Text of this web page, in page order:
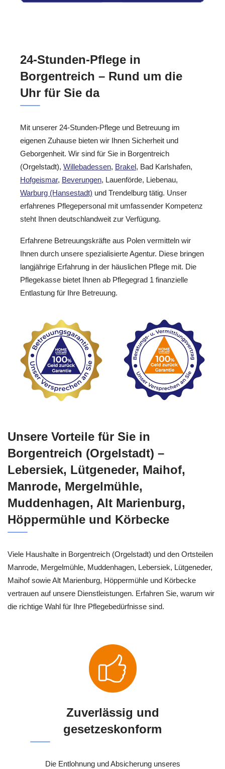
24-Stunden-Pflege in
Borgentreich – Rund um die
Uhr für Sie da
Mit unserer 24-Stunden-Pflege und Betreuung im
eigenen Zuhause bieten wir Ihnen Sicherheit und
Geborgenheit. Wir sind für Sie in Borgentreich
(Orgelstadt), Willebadessen, Brakel, Bad Karlshafen,
Hofgeismar, Beverungen, Lauenförde, Liebenau,
Warburg (Hansestadt) und Trendelburg tätig. Unser
erfahrenes Pflegepersonal mit umfassender Kompetenz
steht Ihnen deutschlandweit zur Verfügung.
Erfahrene Betreuungskräfte aus Polen vermitteln wir
Ihnen durch unsere spezialisierte Agentur. Diese bringen
langjährige Erfahrung in der häuslichen Pflege mit. Die
Pflegekasse bietet Ihnen ab Pflegegrad 1 finanzielle
Entlastung für Ihre Betreuung.
Unsere Vorteile für Sie in
Borgentreich (Orgelstadt) –
Lebersiek, Lütgeneder, Maihof,
Manrode, Mergelmühle,
Muddenhagen, Alt Marienburg,
Höppermühle und Körbecke
Viele Haushalte in Borgentreich (Orgelstadt) und den Ortsteilen
Manrode, Mergelmühle, Muddenhagen, Lebersiek, Lütgeneder,
Maihof sowie Alt Marienburg, Höppermühle und Körbecke
vertrauen auf unsere Dienstleistungen. Erfahren Sie, warum wir
die richtige Wahl für Ihre Pflegebedürfnisse sind.
Zuverlässig und
gesetzeskonform
Die Entlohnung und Absicherung unseres